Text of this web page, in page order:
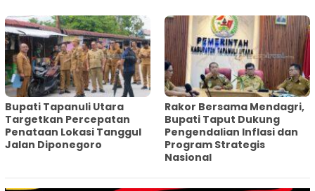
‎Bupati Tapanuli Utara
Targetkan Percepatan
Penataan Lokasi Tanggul
Jalan Diponegoro
Rakor Bersama Mendagri,
Bupati Taput Dukung
Pengendalian Inflasi dan
Program Strategis
Nasional‎